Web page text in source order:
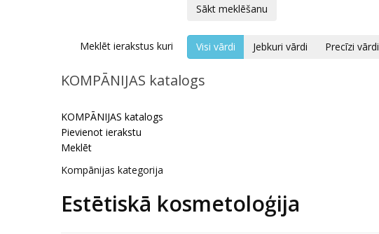
Sākt meklēšanu
Meklēt ierakstus kuri Visi vārdi Jebkuri vārdi Precīzi vārdi
KOMPĀNIJAS katalogs
KOMPĀNIJAS katalogs
Pievienot ierakstu
Meklēt
Kompānijas kategorija
Estētiskā kosmetoloģija